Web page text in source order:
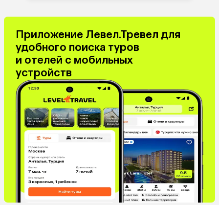
Приложение Левел.Тревел для
удобного поиска туров
и отелей с мобильных
устройств